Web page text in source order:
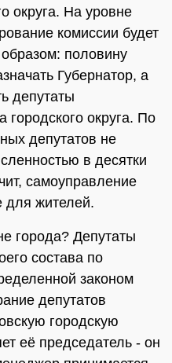
округа. На уровне
комиссии будет
половину
Губернатор, а
депутаты
городского округа. По
депутатов не
в десятки
самоуправление
для жителей.
города? Депутаты
состава по
законом
депутатов
городскую
её председатель - он